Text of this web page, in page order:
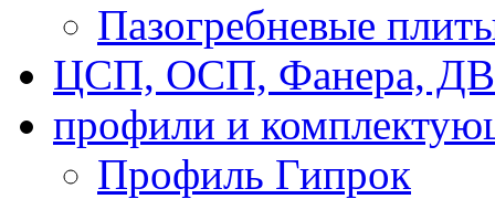
Пазогребневые
ЦСП, ОСП, Фанера,
профили и
Профиль Гипрок